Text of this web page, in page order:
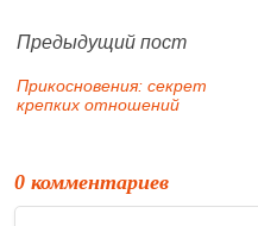
Предыдущий пост
Прикосновения: секрет
крепких отношений
0 комментариев